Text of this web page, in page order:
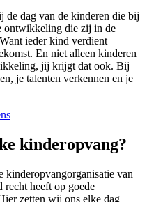
dag van de kinderen die bij
ontwikkeling die zij in de
ieder kind verdient
En niet alleen kinderen
jij krijgt dat ook. Bij
je talenten verkennen en je
kinderopvang?
kinderopvangorganisatie van
heeft op goede
zetten wij ons elke dag